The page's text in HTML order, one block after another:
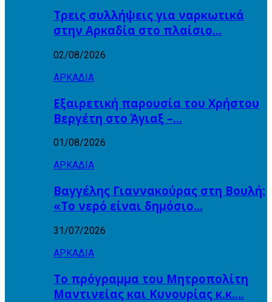
Τρεις συλλήψεις για ναρκωτικά
στην Αρκαδία στο πλαίσιο…
02/08/2026
ΑΡΚΑΔΙΑ
Εξαιρετική παρουσία του Χρήστου
Βεργέτη στο Άγιαξ –…
01/08/2026
ΑΡΚΑΔΙΑ
Βαγγέλης Γιαννακούρας στη Βουλή:
«Το νερό είναι δημόσιο…
31/07/2026
ΑΡΚΑΔΙΑ
Το πρόγραμμα του Μητροπολίτη
Μαντινείας και Κυνουρίας κ.κ….